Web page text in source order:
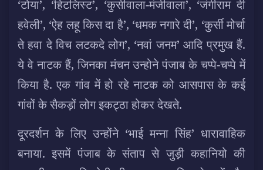
‘टोया’, ‘हिटलिस्ट’, ‘कुर्सीवाला-मंजीवाला’, ‘जंगीराम दी
हवेली’, ‘ऐह लहू किस दा है’, ‘धमक नगारे दी’, ‘कुर्सी मोर्चा
ते हवा दे विच लटकदे लोग’, ‘नवां जनम’ आदि प्रमुख हैं.
ये वे नाटक हैं, जिनका मंचन उन्होने पंजाब के चप्पे-चप्पे में
किया है. एक गांव में हो रहे नाटक को आसपास के कई
गांवों के सैकड़ों लोग इकट्ठा होकर देखते.
दूरदर्शन के लिए उन्होंने ‘भाई मन्ना सिंह’ धारावाहिक
बनाया. इसमें पंजाब के संताप से जुड़ी कहानियो की